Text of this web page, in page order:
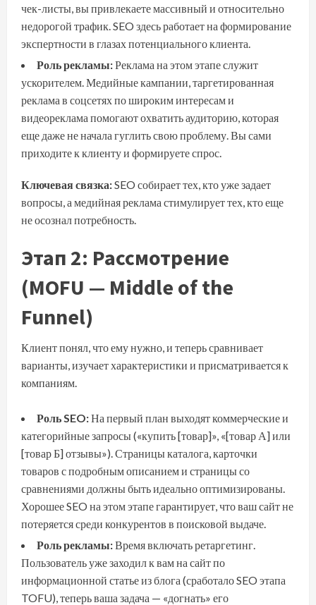
чек-листы, вы привлекаете массивный и относительно
недорогой трафик. SEO здесь работает на формирование
экспертности в глазах потенциального клиента.
Роль рекламы:Реклама на этом этапе служит
ускорителем. Медийные кампании, таргетированная
реклама в соцсетях по широким интересам и
видеореклама помогают охватить аудиторию, которая
еще даже не начала гуглить свою проблему. Вы сами
приходите к клиенту и формируете спрос.
Ключевая связка:SEO собирает тех, кто уже задает
вопросы, а медийная реклама стимулирует тех, кто еще
не осознал потребность.
Этап 2: Рассмотрение
(MOFU — Middle of the
Funnel)
Клиент понял, что ему нужно, и теперь сравнивает
варианты, изучает характеристики и присматривается к
компаниям.
Роль SEO:На первый план выходят коммерческие и
категорийные запросы («купить [товар]», «[товар А] или
[товар Б] отзывы»). Страницы каталога, карточки
товаров с подробным описанием и страницы со
сравнениями должны быть идеально оптимизированы.
Хорошее SEO на этом этапе гарантирует, что ваш сайт не
потеряется среди конкурентов в поисковой выдаче.
Роль рекламы:Время включать ретаргетинг.
Пользователь уже заходил к вам на сайт по
информационной статье из блога (сработало SEO этапа
TOFU), теперь ваша задача — «догнать» его